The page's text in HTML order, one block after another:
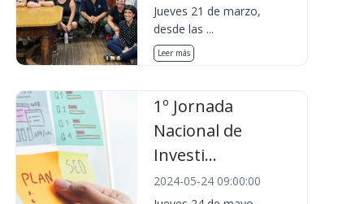
Jueves 21 de marzo,
desde las ...
Leer más
1º Jornada
Nacional de
Investi...
2024-05-24 09:00:00